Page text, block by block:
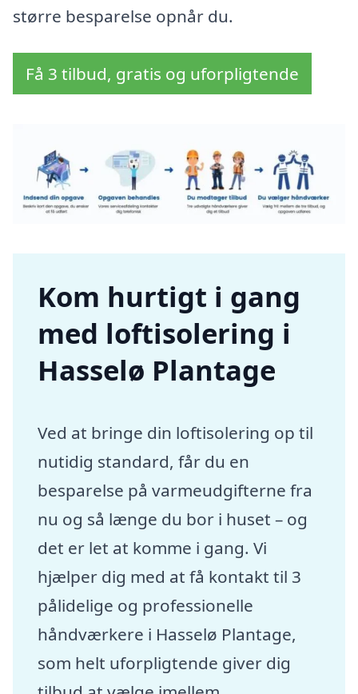
større besparelse opnår du.
Få 3 tilbud, gratis og uforpligtende
Kom hurtigt i gang
med loftisolering i
Hasselø Plantage
Ved at bringe din loftisolering op til
nutidig standard, får du en
besparelse på varmeudgifterne fra
nu og så længe du bor i huset – og
det er let at komme i gang. Vi
hjælper dig med at få kontakt til 3
pålidelige og professionelle
håndværkere i Hasselø Plantage,
som helt uforpligtende giver dig